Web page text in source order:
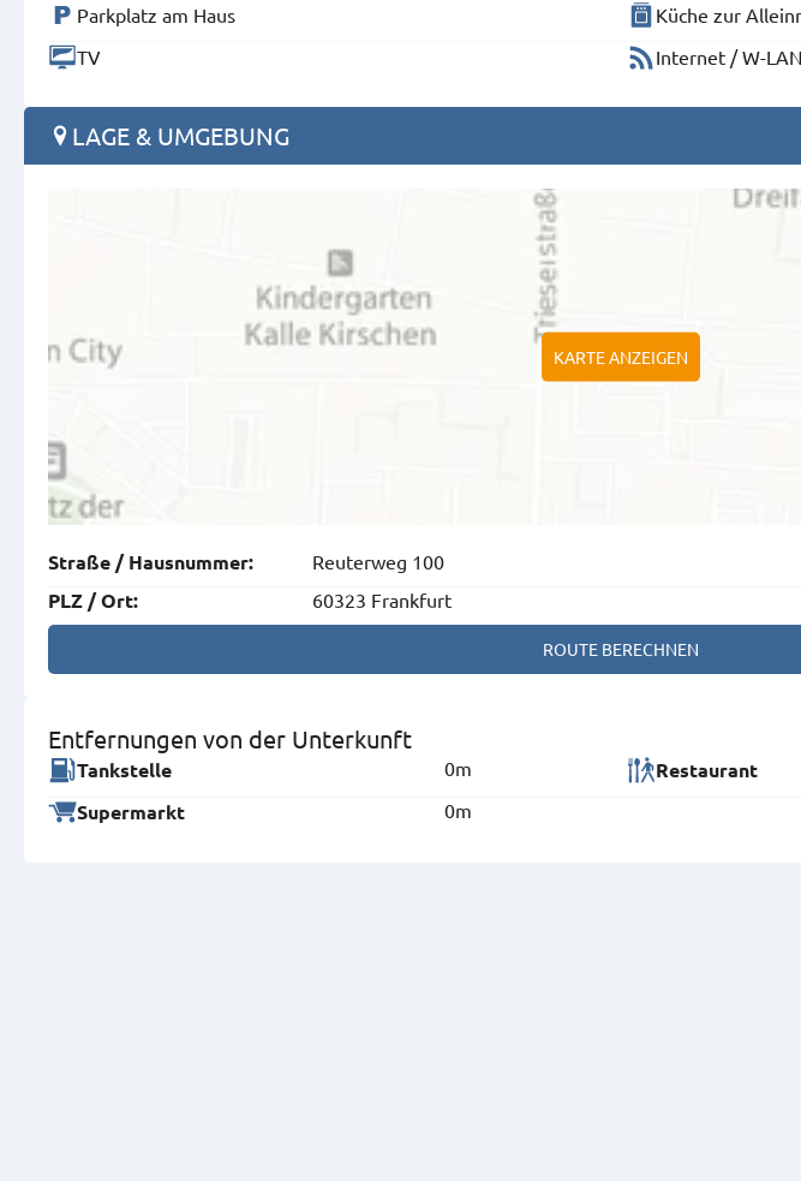
Parkplatz am Haus
Küche zur
TV
Internet / W-LAN
LAGE & UMGEBUNG
KARTE ANZEIGEN
Straße / Hausnummer: Reuterweg 100
PLZ /Ort: 60323 Frankfurt
ROUTE BERECHNEN
Entfernungen von der Unterkunft
Tankstelle 0m Restaurant
Supermarkt 0m